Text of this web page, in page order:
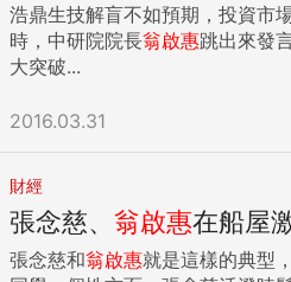
浩鼎生技解盲不如預期，投資市
時，中研院院長翁啟惠跳出來發
大突破...
2016.03.31
財經
張念慈、 翁啟惠在船屋
張念慈和翁啟惠就是這樣的典型